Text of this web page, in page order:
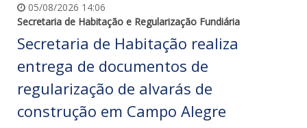
05/08/2026 14:06
Secretaria de Habitação e Regularização Fundiária
Secretaria de Habitação realiza
entrega de documentos de
regularização de alvarás de
construção em Campo Alegre